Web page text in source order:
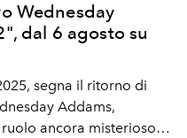
Wednesday
dal 6 agosto su
segna il ritorno di
Addams,
ruolo ancora misterioso.